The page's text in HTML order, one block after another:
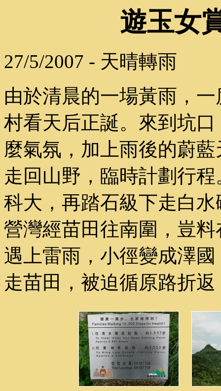
遊玉女
27/5/2007 - 天晴轉雨
由於清晨的一場黃雨，
村看天后正誕。來到坑
麼氣氛，加上雨後的蔚
走回山野，臨時計劃行
科大，再踏石級下走白
營灣經苗田往南圍，豈
遇上雷雨，小徑變成澤
走苗田，被迫循原路折